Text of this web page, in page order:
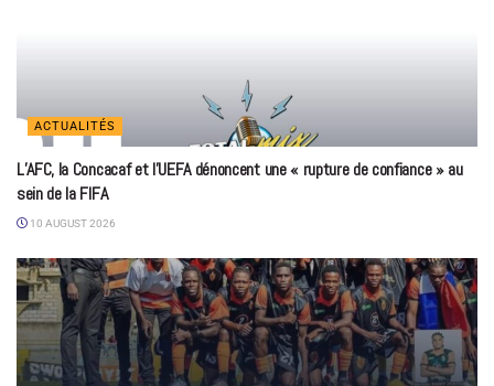
ACTUALITÉS
L’AFC, la Concacaf et l’UEFA dénoncent une « rupture de confiance » au
sein de la FIFA
10 AUGUST 2026